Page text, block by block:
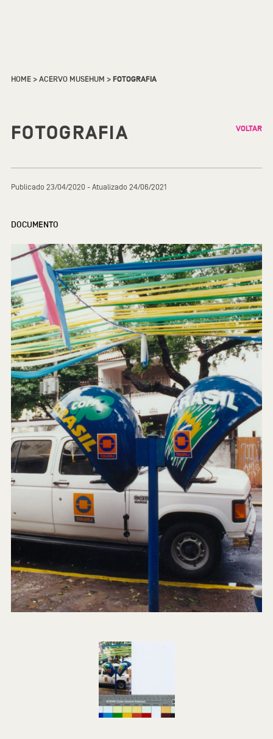
HOME>ACERVO MUSEHUM >FOTOGRAFIA
FOTOGRAFIA VOLTAR
Publicado 23/04/2020 - Atualizado 24/06/2021
DOCUMENTO